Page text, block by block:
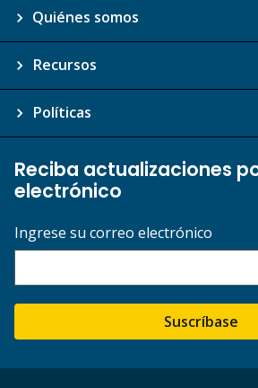
Quiénes somos
Recursos
Políticas
Reciba actualizaciones
electrónico
Ingrese su correo electrónico
Suscríbase